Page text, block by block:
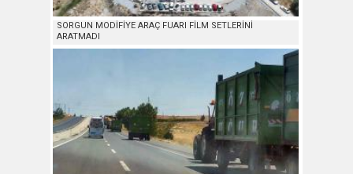
SORGUN MODİFİYE ARAÇ FUARI FİLM SETLERİNİ
ARATMADI